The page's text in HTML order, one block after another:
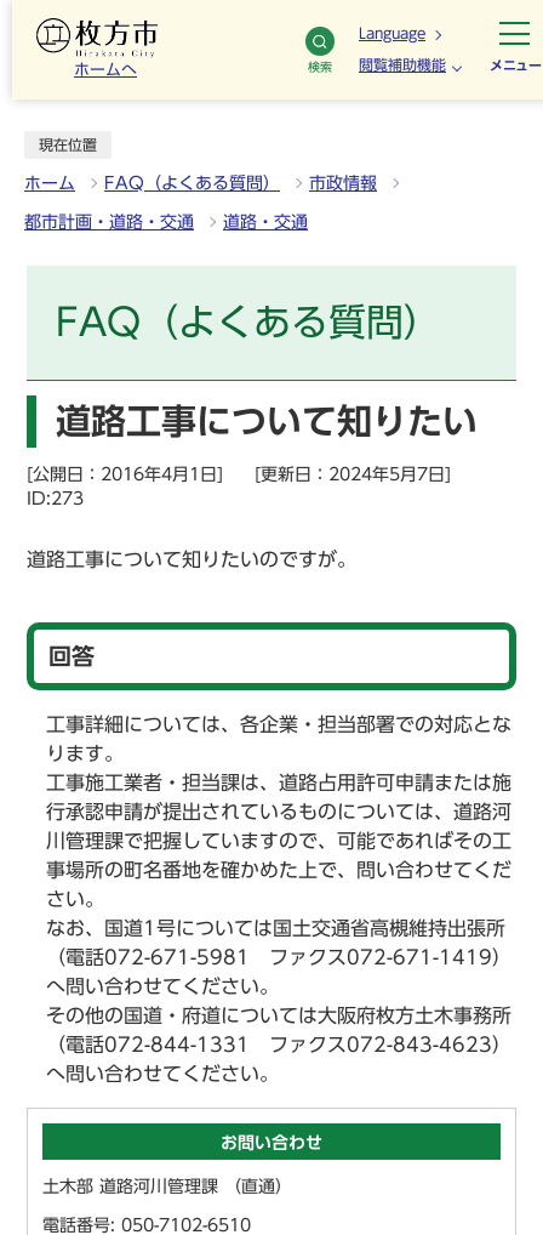
ホームへ 検索
Language
閲覧補助機能 メニュー
現在位置
ホーム FAQ（よくある質問） 市政情報
都市計画・道路・交通 道路・交通
FAQ（よくある質問）
道路工事について知りたい
[公開日：2016年4月1日]
[更新日：2024年5月7日]
ID:273
道路工事について知りたいのですが。
回答
工事詳細については、各企業・担当部署での対応とな
ります。
工事施工業者・担当課は、道路占用許可申請または施
行承認申請が提出されているものについては、道路河
川管理課で把握していますので、可能であればその工
事場所の町名番地を確かめた上で、問い合わせてくだ
さい。
なお、国道1号については国土交通省高槻維持出張所
（電話072-671-5981 ファクス072-671-1419）
へ問い合わせてください。
その他の国道・府道については大阪府枚方土木事務所
（電話072-844-1331 ファクス072-843-4623）
へ問い合わせてください。
お問い合わせ
土木部 道路河川管理課 （直通）
電話番号: 050-7102-6510